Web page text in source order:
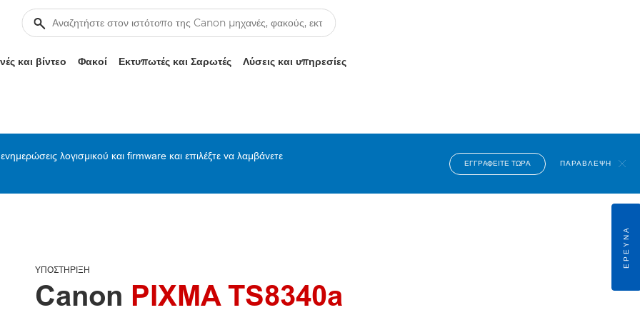
και βίντεο Φακοί Εκτυπωτές και Σαρωτές Λύσεις και υπηρεσίες
λογισμικού και firmware και επιλέξτε να λαμβάνετε
ΕΓΓΡΑΦΕΊΤΕ ΤΏΡΑ ΠΑΡΆΒΛΕΨΗ
ΥΠΟΣΤΉΡΙΞΗ
Canon PIXMA TS8340a
ΈΡΕΥΝΑ